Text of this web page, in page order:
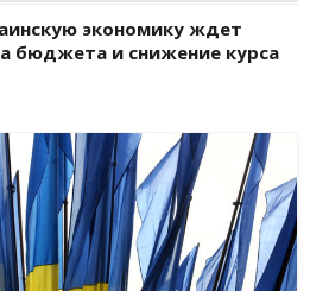
экономику ждет
бюджета и снижение курса